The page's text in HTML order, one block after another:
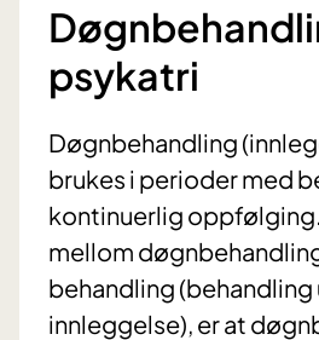
psykatri
Døgnbehandling
brukes i perioder med
kontinuerlig
mellom
behandling (behandling
innleggelse), er at